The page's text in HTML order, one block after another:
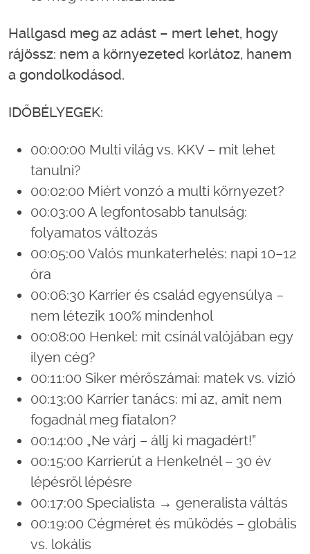
Hallgasd meg az adást – mert lehet, hogy
rájössz: nem a környezeted korlátoz, hanem
a gondolkodásod.
IDŐBÉLYEGEK:
00:00:00 Multi világ vs. KKV – mit lehet
tanulni?
00:02:00 Miért vonzó a multi környezet?
00:03:00 A legfontosabb tanulság:
folyamatos változás
00:05:00 Valós munkaterhelés: napi 10–12
óra
00:06:30 Karrier és család egyensúlya –
nem létezik 100% mindenhol
00:08:00 Henkel: mit csinál valójában egy
ilyen cég?
00:11:00 Siker mérőszámai: matek vs. vízió
00:13:00 Karrier tanács: mi az, amit nem
fogadnál meg fiatalon?
00:14:00 „Ne várj – állj ki magadért!”
00:15:00 Karrierút a Henkelnél – 30 év
lépésről lépésre
00:17:00 Specialista → generalista váltás
00:19:00 Cégméret és működés – globális
vs. lokális